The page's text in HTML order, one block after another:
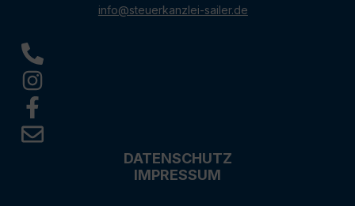
info@steuerkanzlei-sailer.de
DATENSCHUTZ
IMPRESSUM